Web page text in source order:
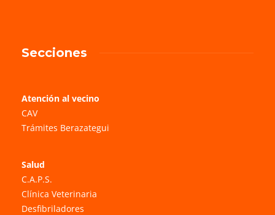
Secciones
Atención al vecino
CAV
Trámites Berazategui
Salud
C.A.P.S.
Clínica Veterinaria
Desfibriladores